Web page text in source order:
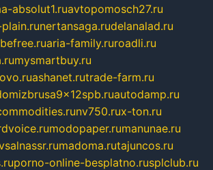
absolut1.ruavtopomosch27.ru
nertansaga.rudelanalad.ru
aria-family.ruroadli.ru
mysmartbuy.ru
ashanet.rutrade-farm.ru
autodamp.ru
nv750.rux-ton.ru
modopaper.rumanunae.ru
madoma.rutajuncos.ru
porno-online-besplatno.rusplclub.ru